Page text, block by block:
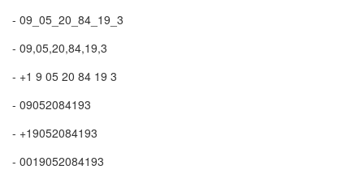
- 09_05_20_84_19_3
- 09,05,20,84,19,3
- +1 9 05 20 84 19 3
- 09052084193
- +19052084193
- 0019052084193